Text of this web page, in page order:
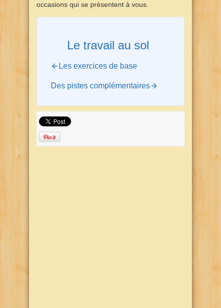
occasions qui se présentent à vous.
Le travail au sol
Les exercices de base
Des pistes complémentaires